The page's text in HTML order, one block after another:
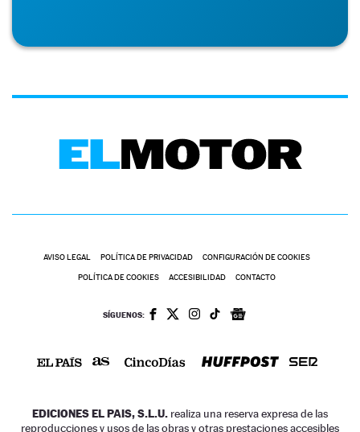
AVISO LEGAL POLÍTICA DE PRIVACIDAD CONFIGURACIÓN DE COOKIES
POLÍTICA DE COOKIES ACCESIBILIDAD CONTACTO
SÍGUENOS:
EDICIONES EL PAIS, S.L.U. realiza una reserva expresa de las
reproducciones y usos de las obras y otras prestaciones accesibles